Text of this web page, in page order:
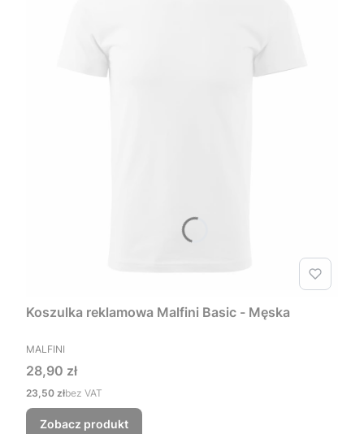
Koszulka reklamowa Malfini Basic - Męska
PRODUCENT
MALFINI
Cena
28,90 zł
Cena
23,50 złbez VAT
Zobacz produkt